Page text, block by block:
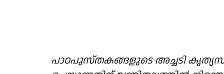
പാഠപുസ്തകങ്ങളുടെ അച്ചടി